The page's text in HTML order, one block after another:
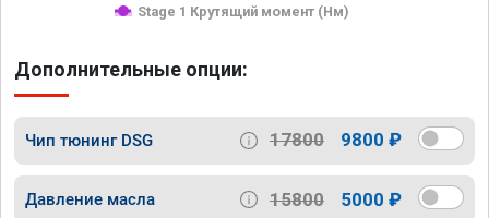
Stage 1 Крутящий момент (Нм)
Дополнительные опции:
Чип тюнинг DSG 17800 9800 ₽
Давление масла 15800 5000 ₽